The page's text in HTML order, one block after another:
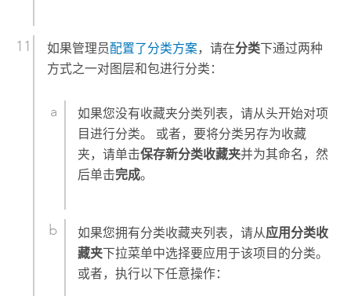
如果管理员配置了分类方案，请在分类下通过两种
方式之一对图层和包进行分类：
如果您没有收藏夹分类列表，请从头开始对项
目进行分类。 或者，要将分类另存为收藏
夹，请单击保存新分类收藏夹并为其命名，然
后单击完成。
如果您拥有分类收藏夹列表，请从应用分类收
藏夹下拉菜单中选择要应用于该项目的分类。
或者，执行以下任意操作：